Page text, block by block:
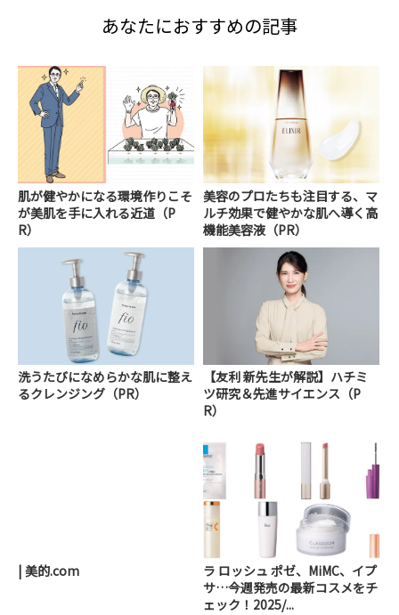
あなたにおすすめの記事
肌が健やかになる環境作りこそ
が美肌を手に入れる近道（P
R）
美容のプロたちも注目する、マ
ルチ効果で健やかな肌へ導く高
機能美容液（PR）
洗うたびになめらかな肌に整え
るクレンジング（PR）
【友利 新先生が解説】ハチミ
ツ研究＆先進サイエンス（P
R）
| 美的.com
ラ ロッシュ ポゼ、MiMC、イプ
サ…今週発売の最新コスメをチ
ェック！2025/...